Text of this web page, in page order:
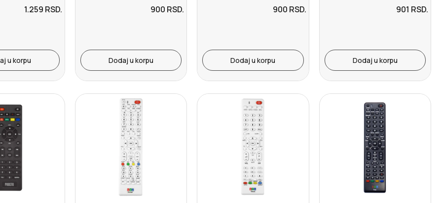
1.259 RSD.
u korpu
900 RSD.
Dodaj u korpu
900 RSD.
Dodaj u korpu
901 RSD.
Dodaj u korpu